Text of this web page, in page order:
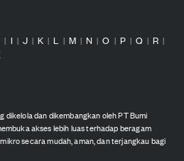
| I | J | K | L | M | N | O | P | Q | R |
dikelola dan dikembangkan oleh PT Bumi
akses lebih luas terhadap beragam
secara mudah, aman, dan terjangkau bagi